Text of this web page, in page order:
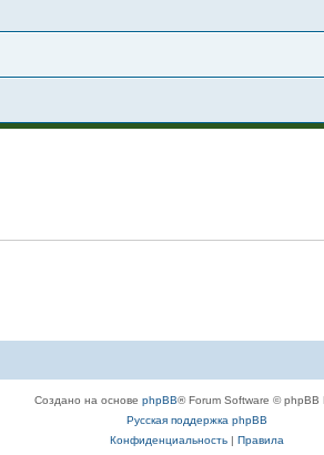
Создано на основеphpBB® Forum Software © phpBB
Русская поддержка phpBB
Конфиденциальность |Правила